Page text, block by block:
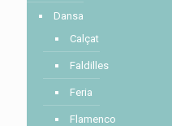
Dansa
Calçat
Faldilles
Feria
Flamenco